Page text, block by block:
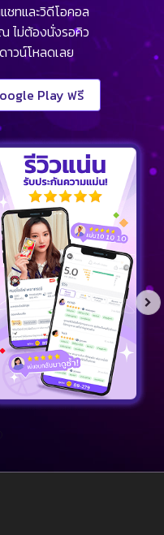
ทและวิดีโอคอล
ไม่ต้องนั่งรอคิว
าวน์โหลดเลย
Play ฟรี